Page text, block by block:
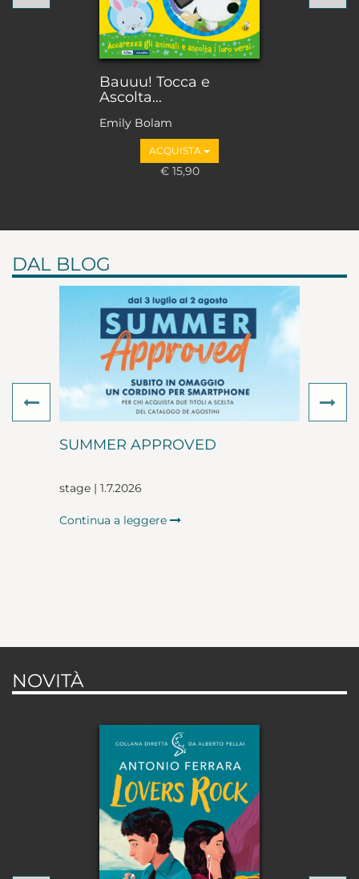
Bauuu! Tocca e
Ascolta...
Emily Bolam
ACQUISTA
€ 15,90
DAL BLOG
SUMMER APPROVED
stage | 1.7.2026
Continua a leggere
Previous
NOVITÀ